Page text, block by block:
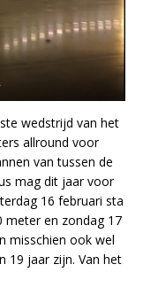
wedstrijd van het
allround voor
van tussen de
mag dit jaar voor
16 februari sta
meter en zondag 17
misschien ook wel
19 jaar zijn. Van het